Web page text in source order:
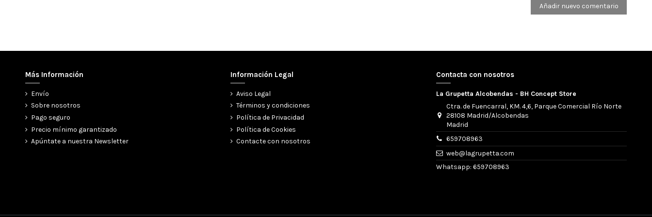
Añadir nuevo comentario
Más Información
Envío
Sobre nosotros
Pago seguro
Precio mínimo garantizado
Apúntate a nuestra Newsletter
Información Legal
Aviso Legal
Términos y condiciones
Política de Privacidad
Política de Cookies
Contacte con nosotros
Contacta con nosotros
La Grupetta Alcobendas - BH Concept Store
Ctra. de Fuencarral, KM. 4,6, Parque Comercial Río Norte
28108 Madrid/Alcobendas
Madrid
659708963
web@lagrupetta.com
Whatsapp: 659708963